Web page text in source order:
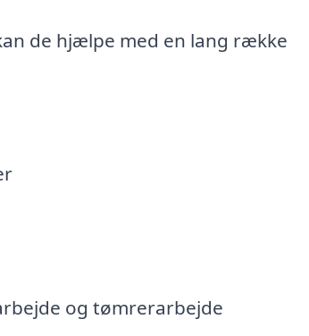
de hjælpe med en lang række
og tømrerarbejde